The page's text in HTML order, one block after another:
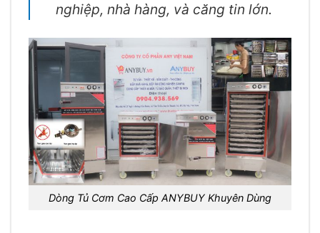
nghiệp, nhà hàng, và căng tin lớn.
Dòng Tủ Cơm Cao Cấp ANYBUY Khuyên Dùng